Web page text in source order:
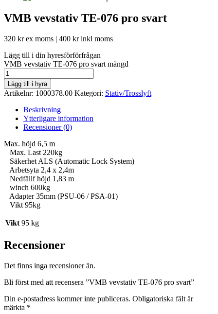
VMB vevstativ TE-076 pro svart
320 krex moms | 400 krinkl moms
Lägg till i din hyresförförfrågan
VMB vevstativ TE-076 pro svart mängd
Lägg till i hyra
Artikelnr: 1000378.00 Kategori: Stativ/Trosslyft
Beskrivning
Ytterligare information
Recensioner (0)
Max. höjd 6,5 m
Max. Last 220kg
Säkerhet ALS (Automatic Lock System)
Arbetsyta 2,4 x 2,4m
Nedfällf höjd 1,83 m
winch 600kg
Adapter 35mm (PSU-06 / PSA-01)
Vikt 95kg
Vikt 95 kg
Recensioner
Det finns inga recensioner än.
Bli först med att recensera ”VMB vevstativ TE-076 pro svart”
Din e-postadress kommer inte publiceras. Obligatoriska fält är
märkta *